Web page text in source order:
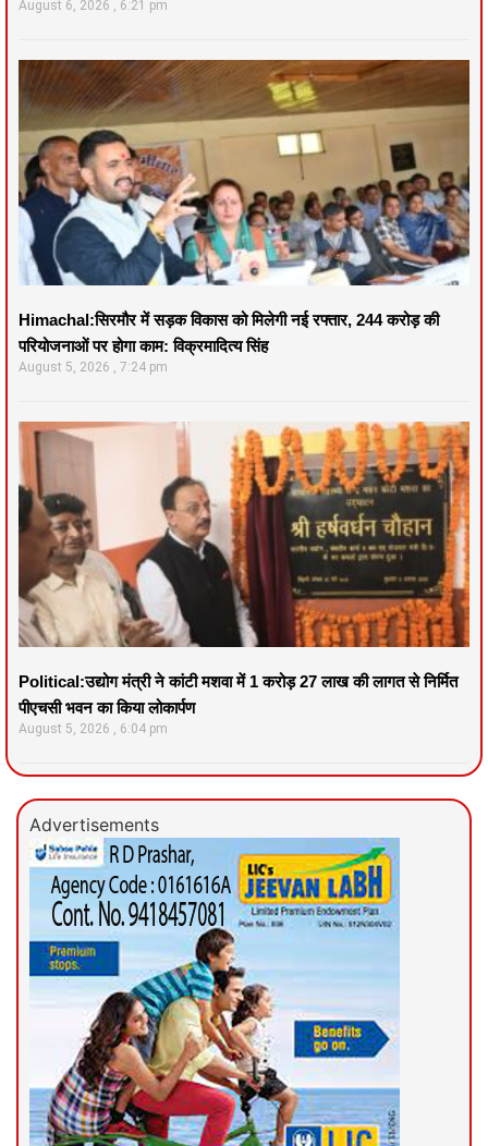
August 6, 2026 6:21 pm
Himachal:सिरमौर में सड़क विकास को मिलेगी नई रफ्तार, 244 करोड़ की
परियोजनाओं पर होगा काम: विक्रमादित्य सिंह
August 5, 2026 7:24 pm
Political:उद्योग मंत्री ने कांटी मशवा में 1 करोड़ 27 लाख की लागत से निर्मित
पीएचसी भवन का किया लोकार्पण
August 5, 2026 6:04 pm
Advertisements